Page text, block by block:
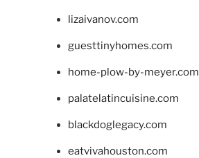
lizaivanov.com
guesttinyhomes.com
home-plow-by-meyer.com
palatelatincuisine.com
blackdoglegacy.com
eatvivahouston.com